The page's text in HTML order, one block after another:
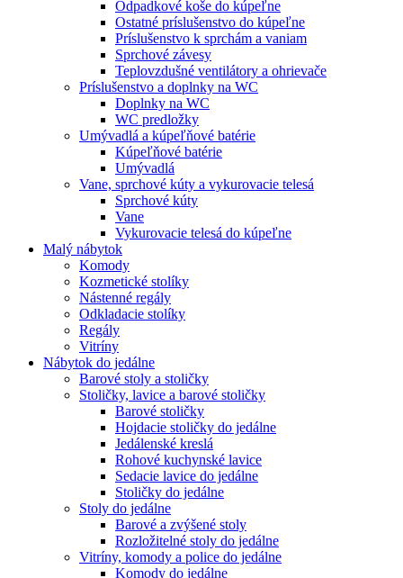
Odpadkové koše do kúpeľne
Ostatné príslušenstvo do kúpeľne
Príslušenstvo k sprchám a vaniam
Sprchové závesy
Teplovzdušné ventilátory a ohrievače
Príslušenstvo a doplnky na WC
Doplnky na WC
WC predložky
Umývadlá a kúpeľňové batérie
Kúpeľňové batérie
Umývadlá
Vane, sprchové kúty a vykurovacie telesá
Sprchové kúty
Vane
Vykurovacie telesá do kúpeľne
Malý nábytok
Komody
Kozmetické stolíky
Nástenné regály
Odkladacie stolíky
Regály
Vitríny
Nábytok do jedálne
Barové stoly a stoličky
Stoličky, lavice a barové stoličky
Barové stoličky
Hojdacie stoličky do jedálne
Jedálenské kreslá
Rohové kuchynské lavice
Sedacie lavice do jedálne
Stoličky do jedálne
Stoly do jedálne
Barové a zvýšené stoly
Rozložitelné stoly do jedálne
Vitríny, komody a police do jedálne
Komody do jedálne